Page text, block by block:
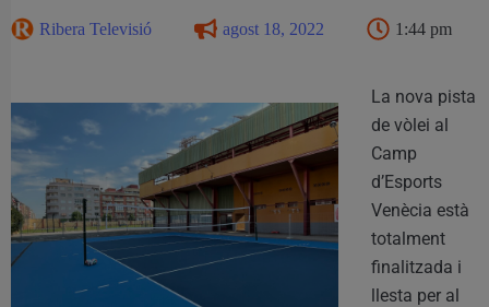
Ribera Televisió agost 18, 2022 1:44 pm
La nova pista
de vòlei al
Camp
d’Esports
Venècia està
totalment
finalitzada i
llesta per al